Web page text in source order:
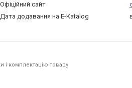
Офіційний сайт
Дата додавання на E-Katalog
і комплектацію товару